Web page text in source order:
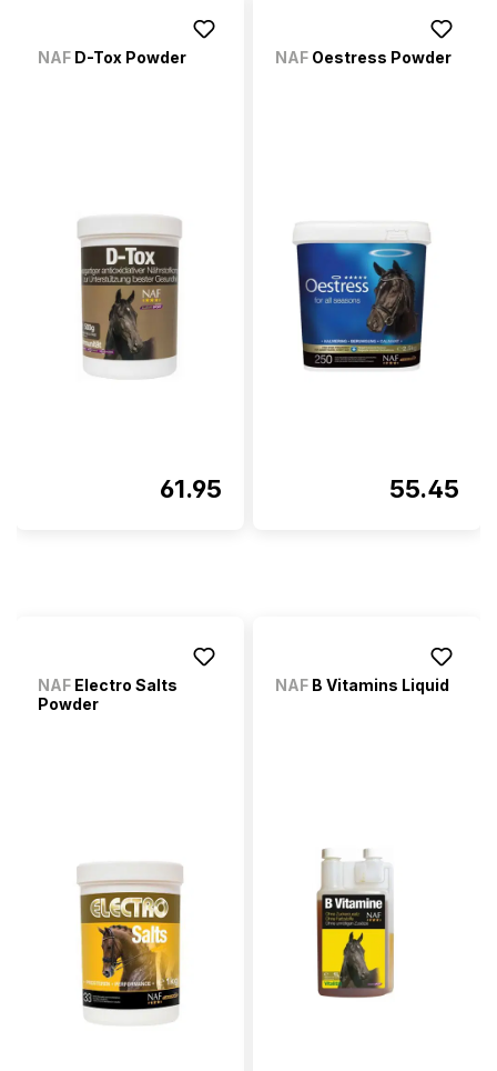
NAF D-Tox Powder
61.95
NAF Oestress Powder
55.45
NAF Electro Salts
Powder
NAF B Vitamins Liquid